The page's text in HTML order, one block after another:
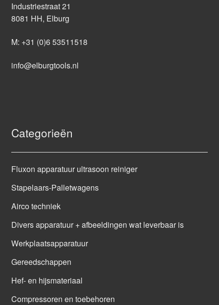
Industriestraat 21
8081 HH, Elburg
M: +31 (0)6 53511518
info@elburgtools.nl
Categorieën
Fluxon apparatuur ultrasoon reiniger
Stapelaars-Palletwagens
Airco techniek
Divers apparatuur + afbeeldingen wat leverbaar is
Werkplaatsapparatuur
Gereedschappen
Hef- en hijsmateriaal
Compressoren en toebehoren